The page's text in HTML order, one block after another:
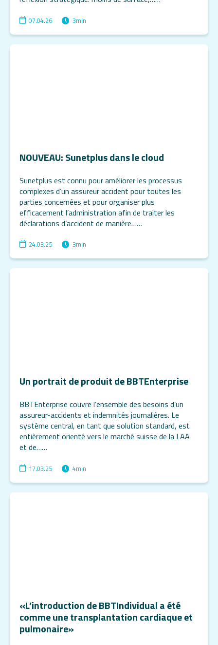
07.04.26 3min
NOUVEAU: Sunetplus dans le cloud
Sunetplus est connu pour améliorer les processus
complexes d’un assureur accident pour toutes les
parties concernées et pour organiser plus
efficacement l’administration afin de traiter les
déclarations d’accident de manière……
24.03.25 3min
Un portrait de produit de BBTEnterprise
BBTEnterprise couvre l’ensemble des besoins d’un
assureur-accidents et indemnités journalières. Le
système central, en tant que solution standard, est
entièrement orienté vers le marché suisse de la LAA
et de……
17.03.25 4min
«L’introduction de BBTIndividual a été
comme une transplantation cardiaque et
pulmonaire»